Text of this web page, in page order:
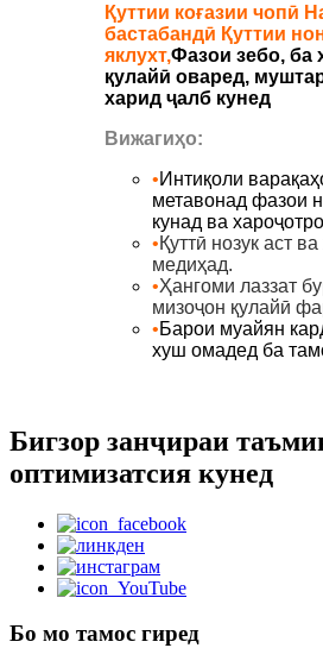
Қуттии коғазии чопӣ
бастабандӣ Қуттии
яклухт,Фазои зебо, ба
қулайӣ оваред,
харид ҷалб кунед
Вижагиҳо:
•Интиқоли
метавонад фазои
кунад ва
•Қуттӣ нозук аст
медиҳад.
•Ҳангоми лаззат
мизоҷон қулайӣ
•Барои муайян
хуш омадед ба
Бигзор занҷираи
оптимизатсия кунед
Бо мо тамос гиред